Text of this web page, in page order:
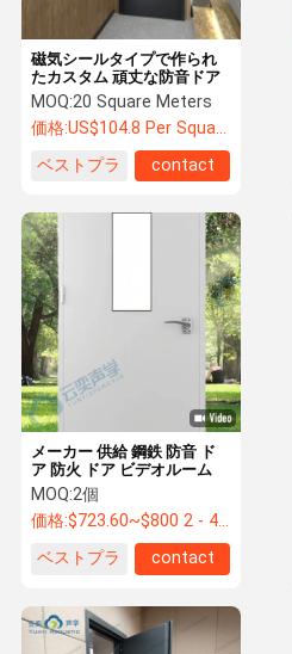
製品
品質管理
連絡 くださ
磁気シールタイプで作られ
たカスタム 頑丈な防音ドア
MOQ:20 Square Meters
価格:US$104.8 Per Square Meter
ベストプラ
contact
メーカー 供給 鋼鉄 防音 ド
ア 防火 ドア ビデオルーム
MOQ:2個
価格:$723.60~$800 2 - 49 pieces, $638.80 50~$720 99 pieces , 100 - 199 pieces $621.7
ベストプラ
contact